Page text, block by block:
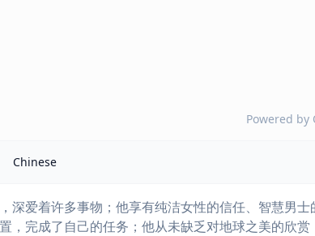
Powered by
Chinese
深爱着许多事物；他享有纯洁女性的信任、智慧男士
，完成了自己的任务；他从未缺乏对地球之美的欣赏